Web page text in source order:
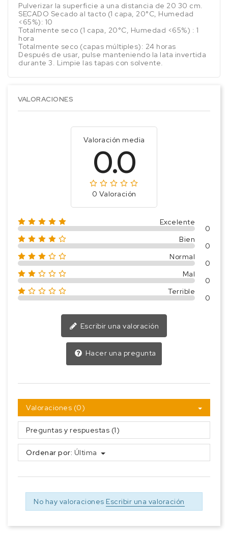
Pulverizar la superficie a una distancia de 20 30 cm.
SECADO Secado al tacto (1 capa, 20°C, Humedad
<65%): 10
Totalmente seco (1 capa, 20°C, Humedad <65%) : 1
hora
Totalmente seco (capas múltiples): 24 horas
Después de usar, pulse manteniendo la lata invertida
durante 3. Limpie las tapas con solvente.
VALORACIONES
Valoración media
0.0
0 Valoración
Excelente
0
Bien
0
Normal
0
Mal
0
Terrible
0
Escribir una valoración
Hacer una pregunta
Valoraciones (0)
Preguntas y respuestas (1)
Ordenar por: Última
No hay valoraciones Escribir una valoración